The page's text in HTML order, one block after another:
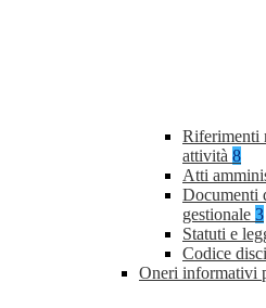
Riferimenti
attività 8
Atti
Documenti
gestionale 3
Statuti e
Codice
Oneri informativi